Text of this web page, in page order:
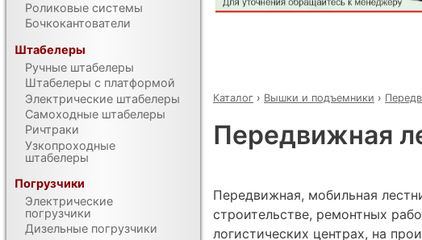
Каталог › Вышки и подъемники ›
Передвижная
Передвижная, мобильная
строительстве, ремонтных
логистических центрах, на
Роликовые системы
Бочкокантователи
Штабелеры
Ручные штабелеры
Штабелеры с платформой
Электрические штабелеры
Самоходные штабелеры
Ричтраки
Узкопроходные
штабелеры
Погрузчики
Электрические
погрузчики
Дизельные погрузчики